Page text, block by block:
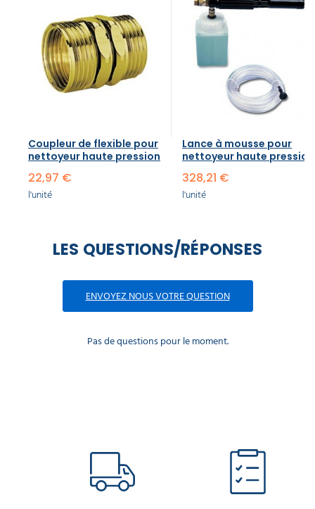
Coupleur de flexible pour
nettoyeur haute pression
22,97 €
l'unité
Lance à mousse pour
nettoyeur haute pression
328,21 €
l'unité
LES QUESTIONS/RÉPONSES
ENVOYEZ NOUS VOTRE QUESTION
Pas de questions pour le moment.